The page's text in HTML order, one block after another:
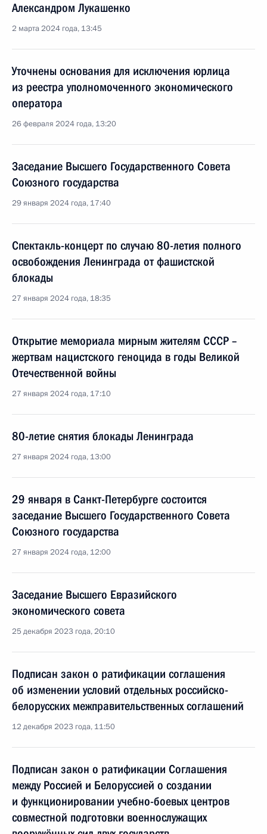
Александром Лукашенко
2 марта 2024 года, 13:45
Уточнены основания для исключения юрлица
из реестра уполномоченного экономического
оператора
26 февраля 2024 года, 13:20
Заседание Высшего Государственного Совета
Союзного государства
29 января 2024 года, 17:40
Спектакль-концерт по случаю 80-летия полного
освобождения Ленинграда от фашистской
блокады
27 января 2024 года, 18:35
Открытие мемориала мирным жителям СССР –
жертвам нацистского геноцида в годы Великой
Отечественной войны
27 января 2024 года, 17:10
80-летие снятия блокады Ленинграда
27 января 2024 года, 13:00
29 января в Санкт-Петербурге состоится
заседание Высшего Государственного Совета
Союзного государства
27 января 2024 года, 12:00
Заседание Высшего Евразийского
экономического совета
25 декабря 2023 года, 20:10
Подписан закон о ратификации соглашения
об изменении условий отдельных российско-
белорусских межправительственных соглашений
12 декабря 2023 года, 11:50
Подписан закон о ратификации Соглашения
между Россией и Белоруссией о создании
и функционировании учебно-боевых центров
совместной подготовки военнослужащих